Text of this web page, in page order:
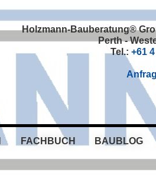
Holzmann-Bauberatung®
Perth -
Tel.: +61
FACHBUCH BAUBLOG